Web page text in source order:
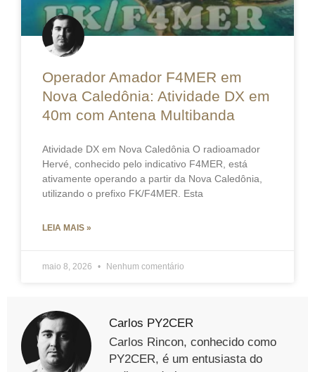
Operador Amador F4MER em
Nova Caledônia: Atividade DX em
40m com Antena Multibanda
Atividade DX em Nova Caledônia O radioamador
Hervé, conhecido pelo indicativo F4MER, está
ativamente operando a partir da Nova Caledônia,
utilizando o prefixo FK/F4MER. Esta
LEIA MAIS »
maio 8, 2026 Nenhum comentário
Carlos PY2CER
Carlos Rincon, conhecido como
PY2CER, é um entusiasta do